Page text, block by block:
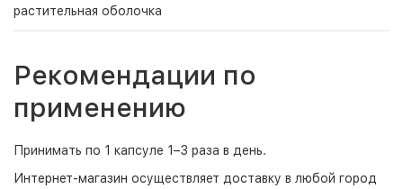
растительная оболочка
Рекомендации по
применению
Принимать по 1 капсуле 1–3 раза в день.
Интернет-магазин осуществляет доставку в любой город